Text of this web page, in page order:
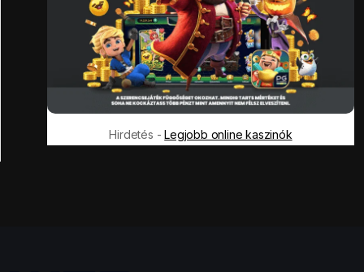
Hirdetés -Legjobb online kaszinók